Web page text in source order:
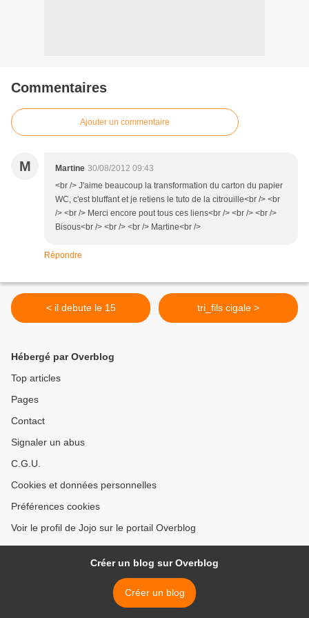
Commentaires
Ajouter un commentaire
M Martine 30/08/2012 09:43
<br /> J'aime beaucoup la transformation du carton du papier
WC, c'est bluffant et je retiens le tuto de la citrouille<br /> <br
/> <br /> Merci encore pout tous ces liens<br /> <br /> <br />
Bisous<br /> <br /> <br /> Martine<br />
Répondre
< il debute le 15 tri_fils cigale >
Hébergé par Overblog
Top articles
Pages
Contact
Signaler un abus
C.G.U.
Cookies et données personnelles
Préférences cookies
Voir le profil de Jojo sur le portail Overblog
Créer un blog sur Overblog
Créer un blog